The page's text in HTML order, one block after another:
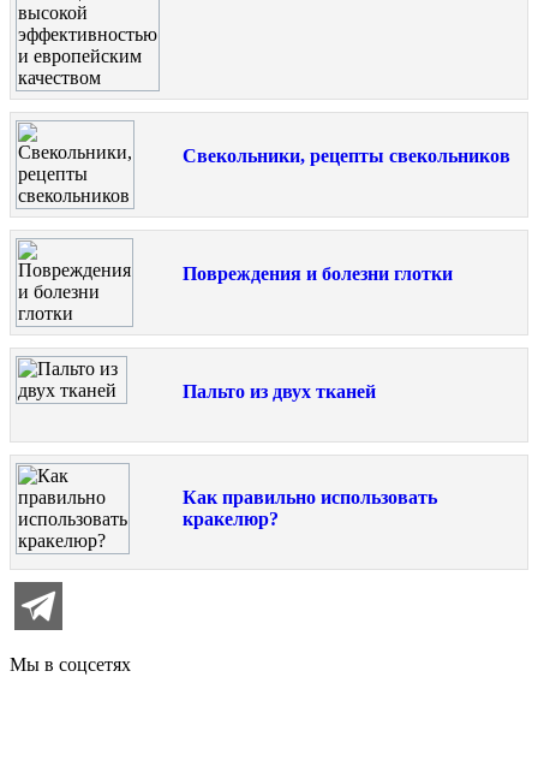
Свекольники, рецепты свекольников
Повреждения и болезни глотки
Пальто из двух тканей
Как правильно использовать
кракелюр?
Мы в соцсетях